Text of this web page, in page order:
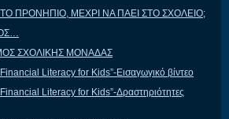
ΤΟ ΠΡΟΝΗΠΙΟ, ΜΕΧΡΙ ΝΑ ΠΑΕΙ ΣΤΟ ΣΧΟΛΕΙΟ;
ΣΧΟΛΙΚΗΣ ΜΟΝΑΔΑΣ
Literacy for Kids”-Εισαγωγικό βίντεο
Literacy for Kids”-Δραστηριότητες